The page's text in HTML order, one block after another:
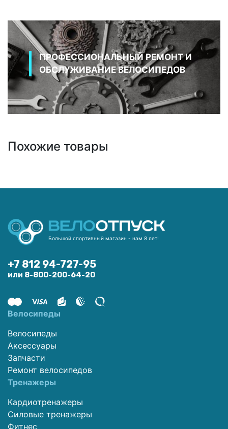
ПРОФЕССИОНАЛЬНЫЙ РЕМОНТ И
ОБСЛУЖИВАНИЕ ВЕЛОСИПЕДОВ
Похожие товары
Большой спортивный магазин - нам 8 лет!
+7 812 94-727-95
или 8-800-200-64-20
Велосипеды
Велосипеды
Аксессуары
Запчасти
Ремонт велосипедов
Тренажеры
Кардиотренажеры
Силовые тренажеры
Фитнес